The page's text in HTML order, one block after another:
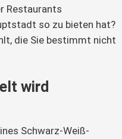
Restaurants
so zu bieten hat?
die Sie bestimmt nicht
wird
Schwarz-Weiß-